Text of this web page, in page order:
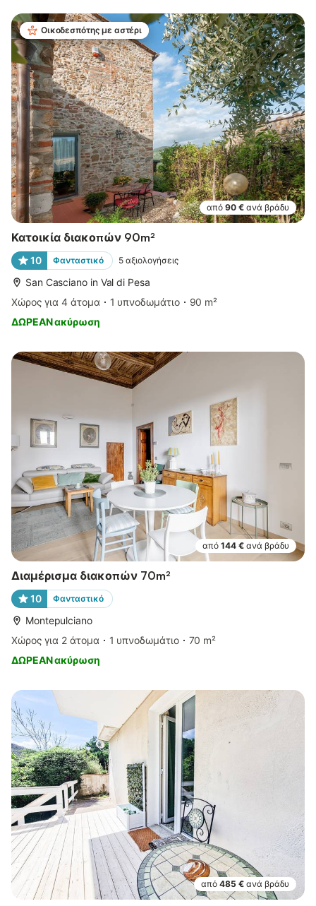
Οικοδεσπότης με αστέρι
από 90 € ανά βράδυ
Κατοικία διακοπών 90m²
10 Φανταστικό 5 αξιολογήσεις
San Casciano in Val di Pesa
Χώρος για 4 άτομα
1 υπνοδωμάτιο
90 m²
ΔΩΡΕΑΝ ακύρωση
από 144 € ανά βράδυ
Διαμέρισμα διακοπών 70m²
10 Φανταστικό
Montepulciano
Χώρος για 2 άτομα
1 υπνοδωμάτιο
70 m²
ΔΩΡΕΑΝ ακύρωση
από 485 € ανά βράδυ